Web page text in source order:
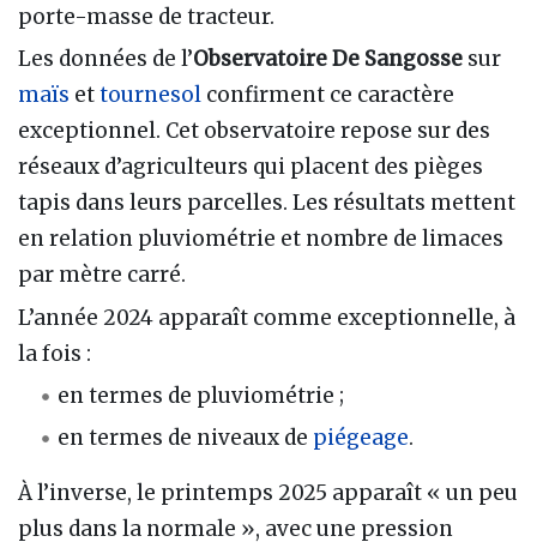
porte-masse de tracteur.
Les données de l’Observatoire De Sangosse sur
maïs ettournesol confirment ce caractère
exceptionnel. Cet observatoire repose sur des
réseaux d’agriculteurs qui placent des pièges
tapis dans leurs parcelles. Les résultats mettent
en relation pluviométrie et nombre de limaces
par mètre carré.
L’année 2024 apparaît comme exceptionnelle, à
la fois :
en termes de pluviométrie ;
en termes de niveaux de piégeage.
À l’inverse, le printemps 2025 apparaît « un peu
plus dans la normale », avec une pression